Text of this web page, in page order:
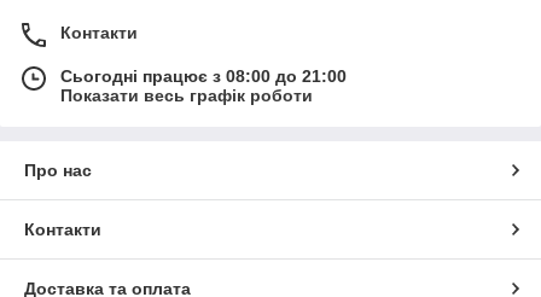
Контакти
Сьогодні працює з 08:00 до 21:00
Показати весь графік роботи
Про нас
Контакти
Доставка та оплата